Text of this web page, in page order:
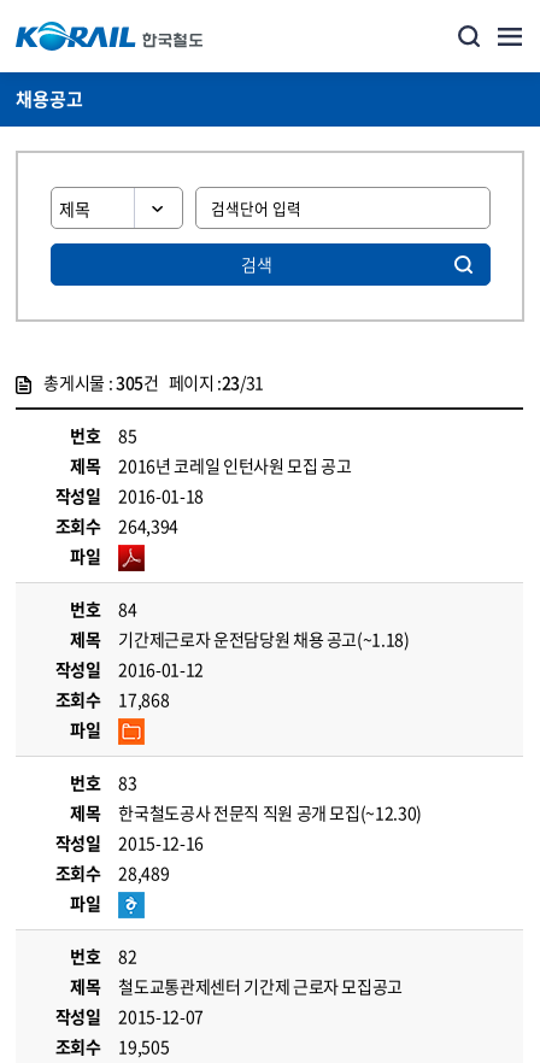
채용공고
검색
총게시물 :305건 페이지 :23/31
번호
85
제목
2016년 코레일 인턴사원 모집 공고
작성일
2016-01-18
조회수
264,394
파일
번호
84
제목
기간제근로자 운전담당원 채용 공고(~1.18)
작성일
2016-01-12
조회수
17,868
파일
번호
83
제목
한국철도공사 전문직 직원 공개 모집(~12.30)
작성일
2015-12-16
조회수
28,489
파일
번호
82
제목
철도교통관제센터 기간제 근로자 모집공고
작성일
2015-12-07
조회수
19,505